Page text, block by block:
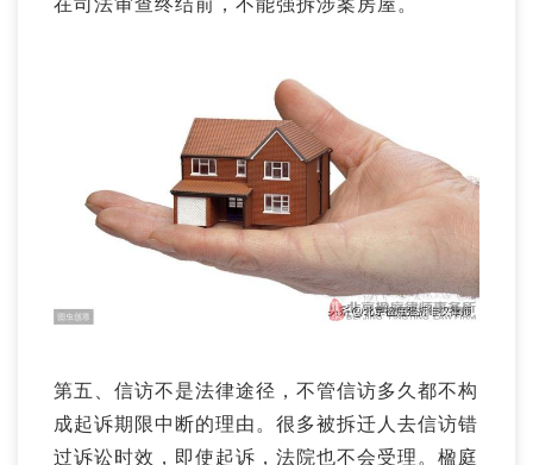
在司法审查终结前，不能强拆涉案房屋。
第五、信访不是法律途径，不管信访多久都不构
成起诉期限中断的理由。很多被拆迁人去信访错
过诉讼时效，即使起诉，法院也不会受理。楹庭